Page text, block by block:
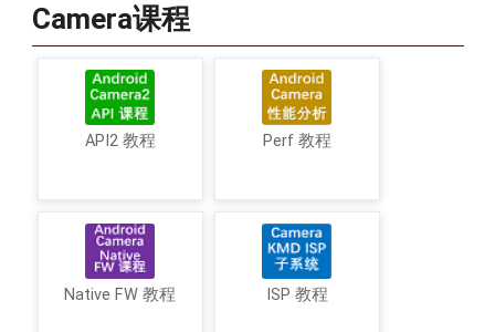
Camera课程
API2 教程 Perf 教程
Native FW 教程 ISP 教程